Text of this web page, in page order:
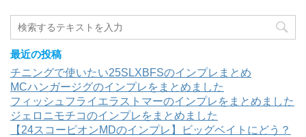
最近の投稿
チニングで使いたい25SLXBFSのインプレまとめ
MCハンガージグのインプレをまとめました
フィッシュフライエラストマーのインプレをまとめました
ジェロニモチコのインプレをまとめました
【24スコーピオンMDのインプレ】ビッグベイトにどう？